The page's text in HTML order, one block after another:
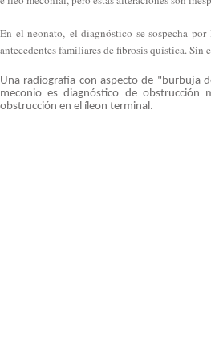
En el neonato, el diagnóstico se sospecha
antecedentes familiares de fibrosis quística. Sin
Una radiografía con aspecto de "burbuja
meconio es diagnóstico de obstrucción
obstrucción en el íleon terminal.